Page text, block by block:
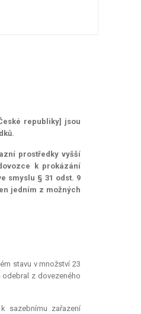
republiky] jsou
prostředky vyšší
k prokázání
smyslu § 31 odst. 9
jedním z možných
stavu v množství 23
z dovezeného
sazebnímu zařazení